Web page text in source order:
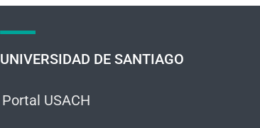
UNIVERSIDAD DE SANTIAGO
Portal USACH